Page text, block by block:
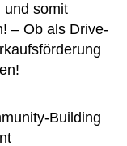
und somit
– Ob als Drive-